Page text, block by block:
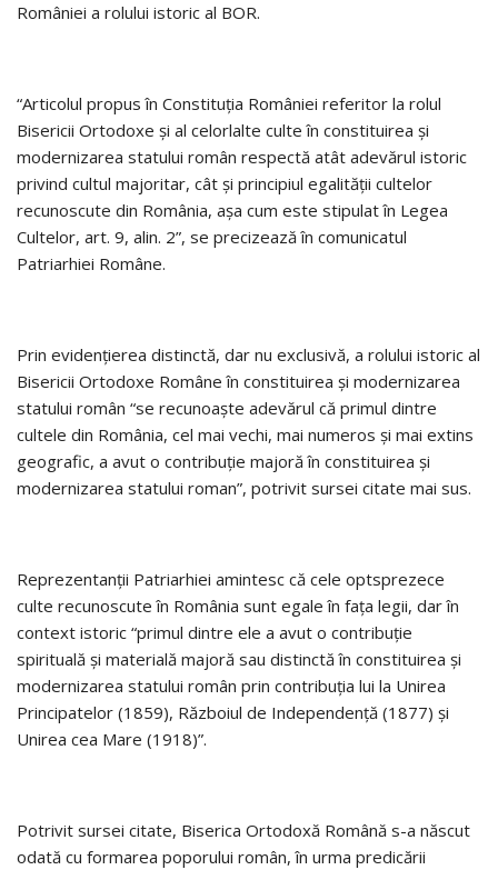
României a rolului istoric al BOR.
“Articolul propus în Constituţia României referitor la rolul
Bisericii Ortodoxe şi al celorlalte culte în constituirea şi
modernizarea statului român respectă atât adevărul istoric
privind cultul majoritar, cât şi principiul egalităţii cultelor
recunoscute din România, aşa cum este stipulat în Legea
Cultelor, art. 9, alin. 2”, se precizează în comunicatul
Patriarhiei Române.
Prin evidenţierea distinctă, dar nu exclusivă, a rolului istoric al
Bisericii Ortodoxe Române în constituirea şi modernizarea
statului român “se recunoaşte adevărul că primul dintre
cultele din România, cel mai vechi, mai numeros şi mai extins
geografic, a avut o contribuţie majoră în constituirea şi
modernizarea statului roman”, potrivit sursei citate mai sus.
Reprezentanţii Patriarhiei amintesc că cele optsprezece
culte recunoscute în România sunt egale în faţa legii, dar în
context istoric “primul dintre ele a avut o contribuţie
spirituală şi materială majoră sau distinctă în constituirea şi
modernizarea statului român prin contribuţia lui la Unirea
Principatelor (1859), Războiul de Independenţă (1877) şi
Unirea cea Mare (1918)”.
Potrivit sursei citate, Biserica Ortodoxă Română s-a născut
odată cu formarea poporului român, în urma predicării